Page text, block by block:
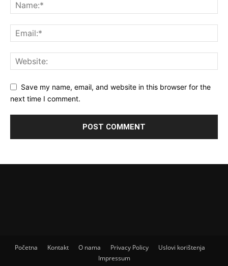
Save my name, email, and website in this browser for the
next time I comment.
Početna Kontakt O nama Privacy Policy
Uslovi korištenja
Impressum